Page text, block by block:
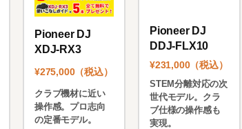
Pioneer DJ
XDJ-RX3
¥275,000（税込）
クラブ機材に近い
操作感。プロ志向
の定番モデル。
Pioneer DJ
DDJ-FLX10
¥231,000（税込）
STEM分離対応の次
世代モデル。クラ
ブ仕様の操作感も
実現。